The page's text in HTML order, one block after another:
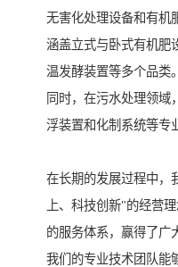
无害化处理设备和有机
涵盖立式与卧式有机肥
温发酵装置等多个品类。
同时，在污水处理领域
浮装置和化制系统等专
在长期的发展过程中，
上、科技创新"的经营
的服务体系，赢得了广
我们的专业技术团队能